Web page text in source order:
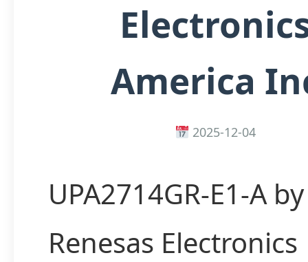
America
2025-12-04
UPA2714GR-E1-A by
Renesas Electronics